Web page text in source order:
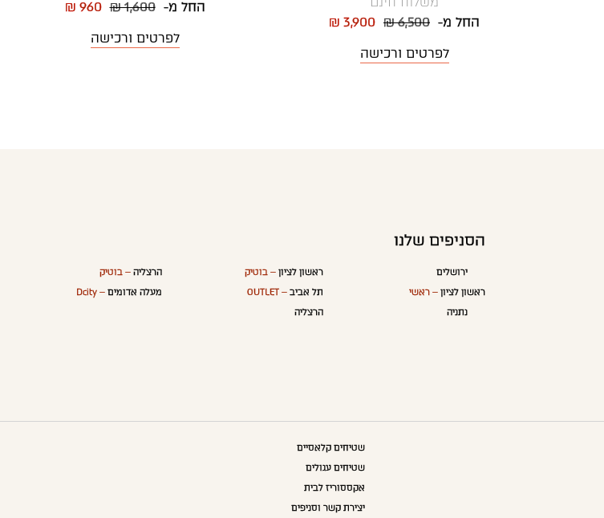
החל מ- ₪ 6,500
₪ 3,900
לפרטים ורכישה
החל מ-₪ 1,600
₪ 960
לפרטים ורכישה
הסניפים שלנו
ירושלים
ראשון לציון – ראשי
נתניה
ראשון לציון– בוטיק
תל אביב– OUTLET
הרצליה
הרצליה– בוטיק
מעלה אדומים – Dcity
שטיחים קלאסיים
שטיחים עגולים
אקססוריז לבית
יצירת קשר וסניפים